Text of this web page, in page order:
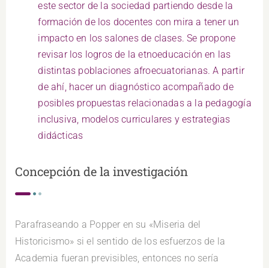
este sector de la sociedad partiendo desde la
formación de los docentes con mira a tener un
impacto en los salones de clases. Se propone
revisar los logros de la etnoeducación en las
distintas poblaciones afroecuatorianas. A partir
de ahí, hacer un diagnóstico acompañado de
posibles propuestas relacionadas a la pedagogía
inclusiva, modelos curriculares y estrategias
didácticas
Concepción de la investigación
Parafraseando a Popper en su «Miseria del
Historicismo» si el sentido de los esfuerzos de la
Academia fueran previsibles, entonces no sería